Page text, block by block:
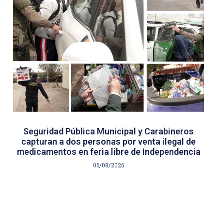
Seguridad Pública Municipal y Carabineros
capturan a dos personas por venta ilegal de
medicamentos en feria libre de Independencia
06/08/2026